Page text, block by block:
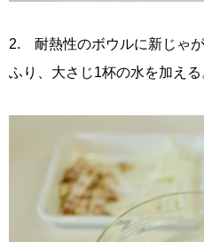
2. 耐熱性のボウルに新じゃ
ふり、大さじ1杯の水を加える